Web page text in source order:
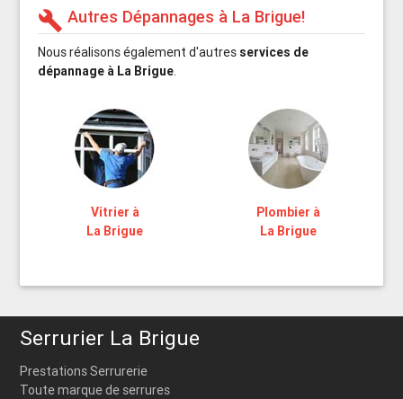
build Autres Dépannages à La Brigue!
Nous réalisons également d'autres services de
dépannage à La Brigue.
Vitrier à
La Brigue
Plombier à
La Brigue
Serrurier La Brigue
Prestations Serrurerie
Toute marque de serrures